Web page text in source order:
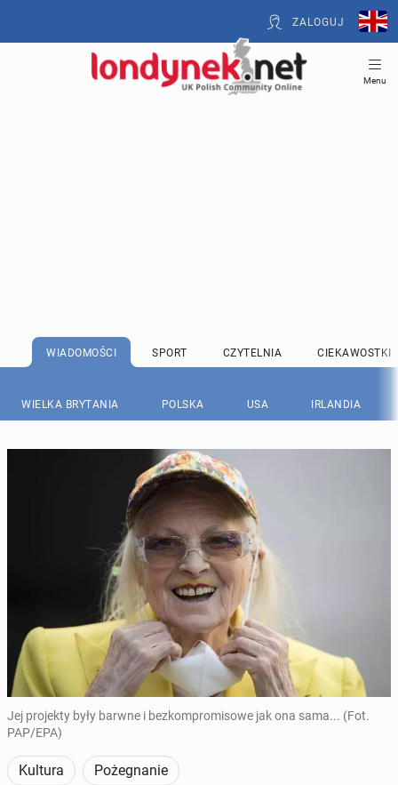
ZALOGUJ
Menu
WIADOMOŚCI SPORT CZYTELNIA CIEKAWOSTKI
WIELKA BRYTANIA POLSKA USA IRLANDIA
Jej projekty były barwne i bezkompromisowe jak ona sama... (Fot.
PAP/EPA)
Kultura Pożegnanie